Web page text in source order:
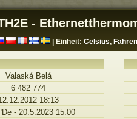
-
| Einheit: Celsius,
Valaská Belá
6 482 774
18:13
- 20.5.2023 15:00